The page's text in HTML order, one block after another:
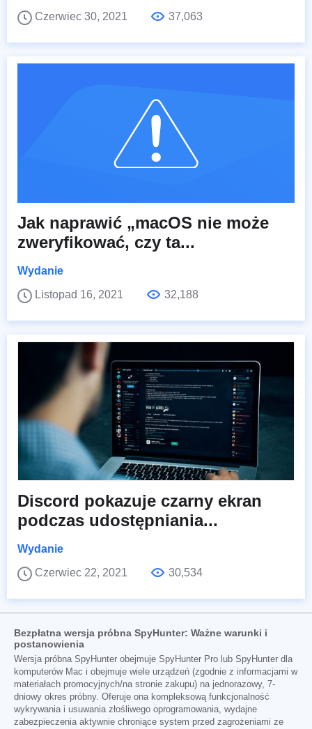
Czerwiec 30, 2021 37,063
Jak naprawić „macOS nie może
zweryfikować, czy ta...
Wydanie
Listopad 16, 2021
32,188
Discord pokazuje czarny ekran
podczas udostępniania...
Wydanie
Czerwiec 22, 2021
30,534
Bezpłatna wersja próbna SpyHunter: Ważne warunki i
postanowienia
Wersja próbna SpyHunter obejmuje SpyHunter Pro lub SpyHunter dla
komputerów Mac i obejmuje wiele urządzeń (zgodnie z informacjami w
materiałach promocyjnych/na stronie zakupu) na jednorazowy, 7-
dniowy okres próbny. Oferuje ona kompleksową funkcjonalność
wykrywania i usuwania złośliwego oprogramowania, wydajne
zabezpieczenia aktywnie chroniące system przed zagrożeniami ze